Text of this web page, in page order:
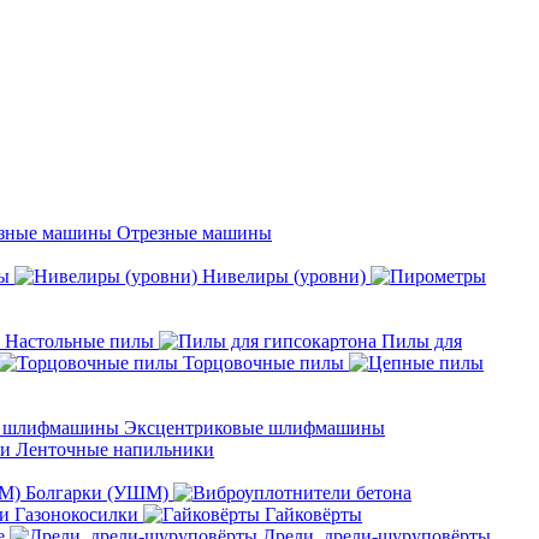
Отрезные машины
Нивелиры (уровни)
Настольные пилы
Пилы для
Торцовочные пилы
Эксцентриковые шлифмашины
Ленточные напильники
Болгарки (УШМ)
Газонокосилки
Гайковёрты